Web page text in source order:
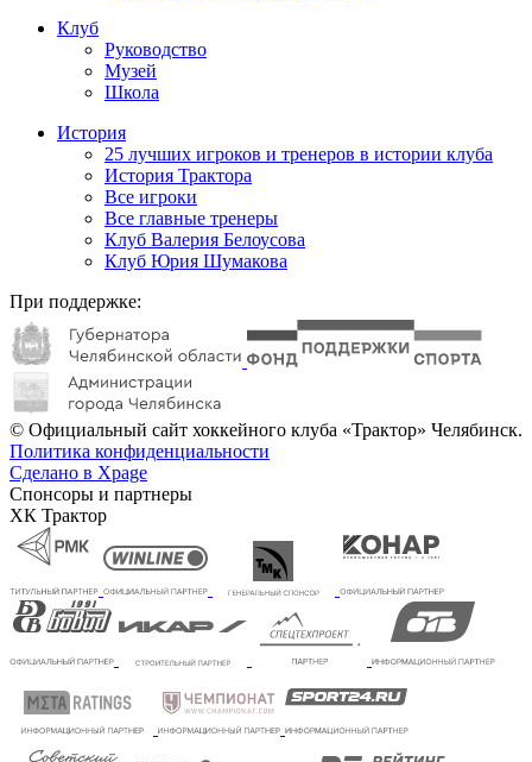
Клуб
Руководство
Музей
Школа
История
25 лучших игроков и тренеров в истории клуба
История Трактора
Все игроки
Все главные тренеры
Клуб Валерия Белоусова
Клуб Юрия Шумакова
При поддержке:
© Официальный сайт хоккейного клуба «Трактор» Челябинск.
Политика конфиденциальности
Сделано в Xpage
Спонсоры и партнеры
ХК Трактор